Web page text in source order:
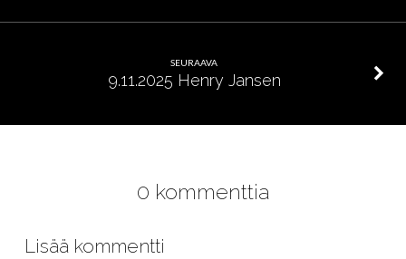
SEURAAVA
9.11.2025 Henry Jansen
0 kommenttia
Lisää kommentti